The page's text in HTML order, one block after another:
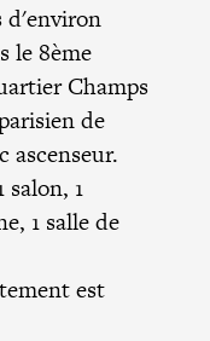
d'environ
le8ème
Champs
de
ascenseur.
1
1 salle de
est